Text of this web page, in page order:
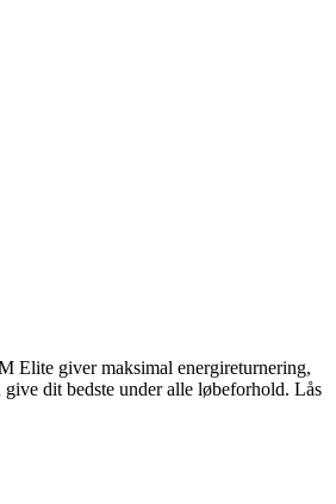
Elite giver maksimal energireturnering,
dit bedste under alle løbeforhold. Lås